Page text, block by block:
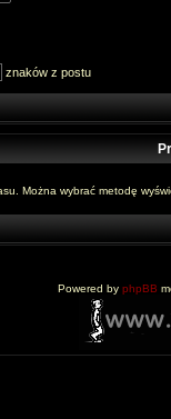
znaków z postu
Można wybrać metodę
Powered by phpBB